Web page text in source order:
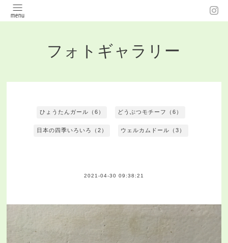
フォトギャラリー
ひょうたんガール（6） どうぶつモチーフ（6）
日本の四季いろいろ（2） ウェルカムドール（3）
2021-04-30 09:38:21